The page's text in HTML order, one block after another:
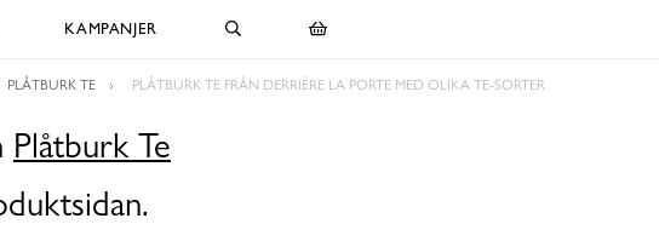
KAMPANJER
PLÅTBURK TE PLÅTBURK TE FRÅN DERRIÉRE LA PORTE MED OLIKA TE-SORTER
Plåtburk Te